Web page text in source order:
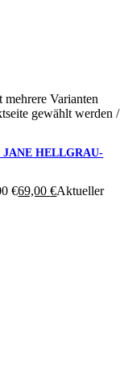
mehrere Varianten
gewählt werden/
JANE HELLGRAU-
€69,00€Aktueller